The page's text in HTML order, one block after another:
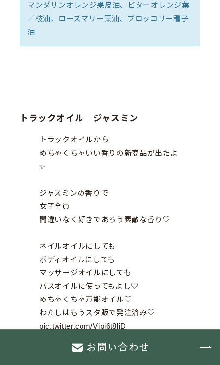
マンダリンオレンジ果皮油、ビターオレンジ葉
／枝油、ローズマリー葉油、ブロッコリー種子
油
トラックオイル ジャスミン
トラックオイルから
めちゃくちゃいい香りの新商品が出たよ
✨
ジャスミンの香りで
女子全員
間違いなく好きであろう素敵な香り♡
ネイルオイルにしても
ボディオイルにしても
マッサージオイルにしても
バスオイルに使ってもよし♡
めちゃくちゃ万能オイル♡
わたしはもうスタ販で発注済み♡
pic.twitter.com/Vjpj6t8ljD
— *.ﾟ+🐰♡Takako♡🐰*.ﾟ+